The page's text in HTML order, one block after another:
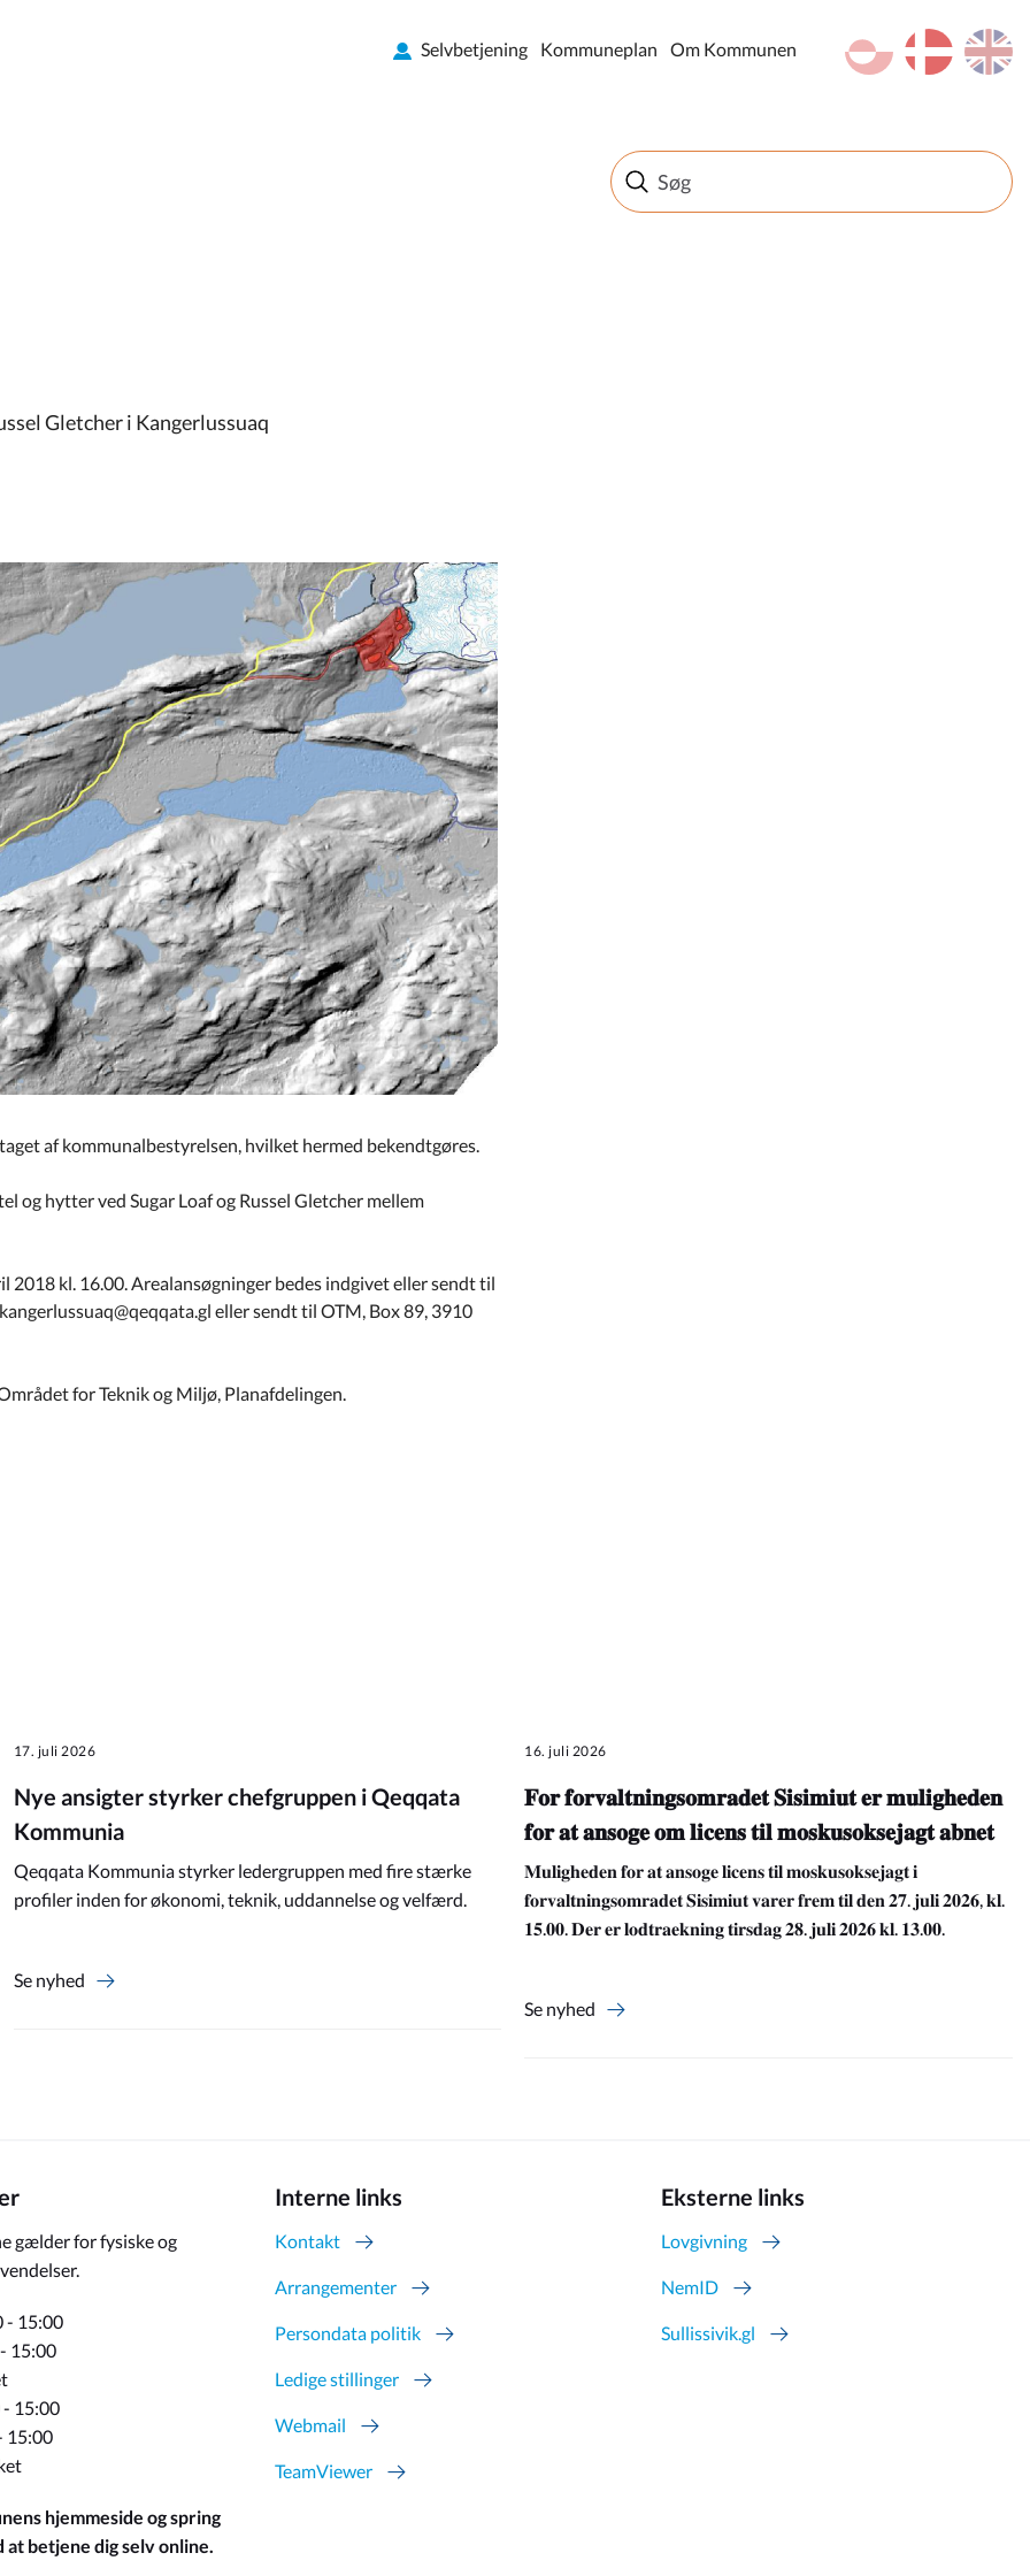
en
da
kl-GL
Selvbetjening Kommuneplan Om Kommunen
Gletcher i Kangerlussuaq
af kommunalbestyrelsen, hvilket hermed bekendtgøres.
og hytter ved Sugar Loaf og Russel Gletcher mellem
kl. 16.00. Arealansøgninger bedes indgivet eller sendt til
eller sendt til OTM, Box 89, 3910
for Teknik og Miljø, Planafdelingen.
17. juli 2026
Nye ansigter styrker chefgruppen i Qeqqata
Kommunia
Qeqqata Kommunia styrker ledergruppen med fire stærke
profiler inden for økonomi, teknik, uddannelse og velfærd.
Se nyhed
16. juli 2026
𝐅𝐨𝐫 𝐟𝐨𝐫𝐯𝐚𝐥𝐭𝐧𝐢𝐧𝐠𝐬𝐨𝐦𝐫𝐚𝐝𝐞𝐭 𝐒𝐢𝐬𝐢𝐦𝐢𝐮𝐭 𝐞𝐫 𝐦𝐮𝐥𝐢𝐠𝐡𝐞𝐝𝐞𝐧
𝐟𝐨𝐫 𝐚𝐭 𝐚𝐧𝐬𝐨𝐠𝐞 𝐨𝐦 𝐥𝐢𝐜𝐞𝐧𝐬 𝐭𝐢𝐥 𝐦𝐨𝐬𝐤𝐮𝐬𝐨𝐤𝐬𝐞𝐣𝐚𝐠𝐭 𝐚𝐛𝐧𝐞𝐭
𝐌𝐮𝐥𝐢𝐠𝐡𝐞𝐝𝐞𝐧 𝐟𝐨𝐫 𝐚𝐭 𝐚𝐧𝐬𝐨𝐠𝐞 𝐥𝐢𝐜𝐞𝐧𝐬 𝐭𝐢𝐥 𝐦𝐨𝐬𝐤𝐮𝐬𝐨𝐤𝐬𝐞𝐣𝐚𝐠𝐭 𝐢
𝐟𝐨𝐫𝐯𝐚𝐥𝐭𝐧𝐢𝐧𝐠𝐬𝐨𝐦𝐫𝐚𝐝𝐞𝐭 𝐒𝐢𝐬𝐢𝐦𝐢𝐮𝐭 𝐯𝐚𝐫𝐞𝐫 𝐟𝐫𝐞𝐦 𝐭𝐢𝐥 𝐝𝐞𝐧 𝟐𝟕. 𝐣𝐮𝐥𝐢 𝟐𝟎𝟐𝟔, 𝐤𝐥.
𝟏𝟓.𝟎𝟎. 𝐃𝐞𝐫 𝐞𝐫 𝐥𝐨𝐝𝐭𝐫𝐚𝐞𝐤𝐧𝐢𝐧𝐠 𝐭𝐢𝐫𝐬𝐝𝐚𝐠 𝟐𝟖. 𝐣𝐮𝐥𝐢 𝟐𝟎𝟐𝟔 𝐤𝐥. 𝟏𝟑.𝟎𝟎.
Se nyhed
gælder for fysiske og
- 15:00
15:00
- 15:00
15:00
hjemmeside og spring
betjene dig selv online.
Interne links
Kontakt
Arrangementer
Persondata politik
Ledige stillinger
Webmail
TeamViewer
Eksterne links
Lovgivning
NemID
Sullissivik.gl